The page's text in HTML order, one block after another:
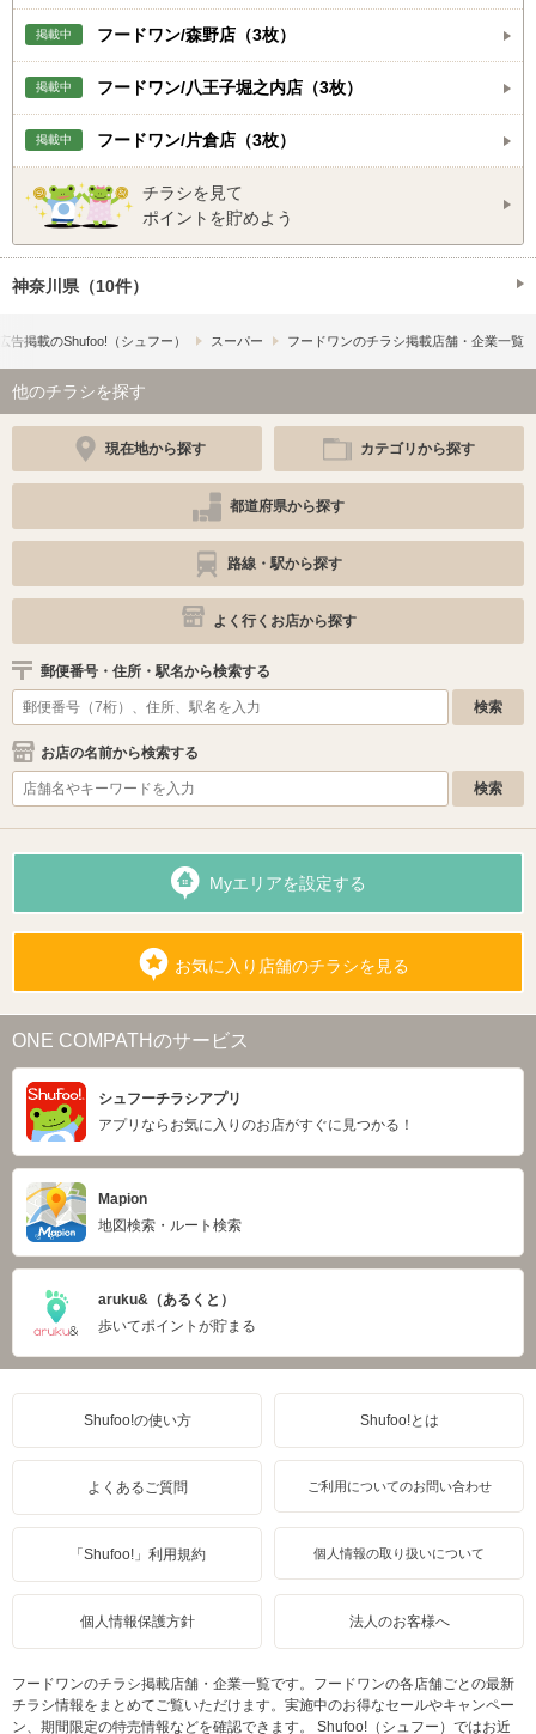
掲載中 フードワン/森野店（3枚）
掲載中 フードワン/八王子堀之内店（3枚）
掲載中 フードワン/片倉店（3枚）
チラシを見て
ポイントを貯めよう
神奈川県（10件）
告掲載の​Shufoo!​（シュフー） スーパー フードワンのチラシ掲載店舗・企業一覧
他のチラシを探す
現在地から探す カテゴリから探す
都道府県から探す
路線・駅から探す
よく行くお店から探す
郵便番号・住所・駅名から検索する
お店の名前から検索する
Myエリアを設定する
お気に入り店舗のチラシを見る
ONE COMPATHのサービス
シュフーチラシアプリ
アプリならお気に入りのお店がすぐに見つかる！
Mapion
地図検索・ルート検索
aruku&（あるくと）
歩いてポイントが貯まる
Shufoo!の使い方 Shufoo!とは
よくあるご質問 ご利用についてのお問い合わせ
「Shufoo!」利用規約 個人情報の取り扱いについて
個人情報保護方針 法人のお客様へ
フードワンのチラシ掲載店舗・企業一覧です。フードワンの各店舗ごとの最新
チラシ情報をまとめてご覧いただけます。実施中のお得なセールやキャンペー
ン、期間限定の特売情報などを確認できます。 Shufoo!（シュフー）ではお近